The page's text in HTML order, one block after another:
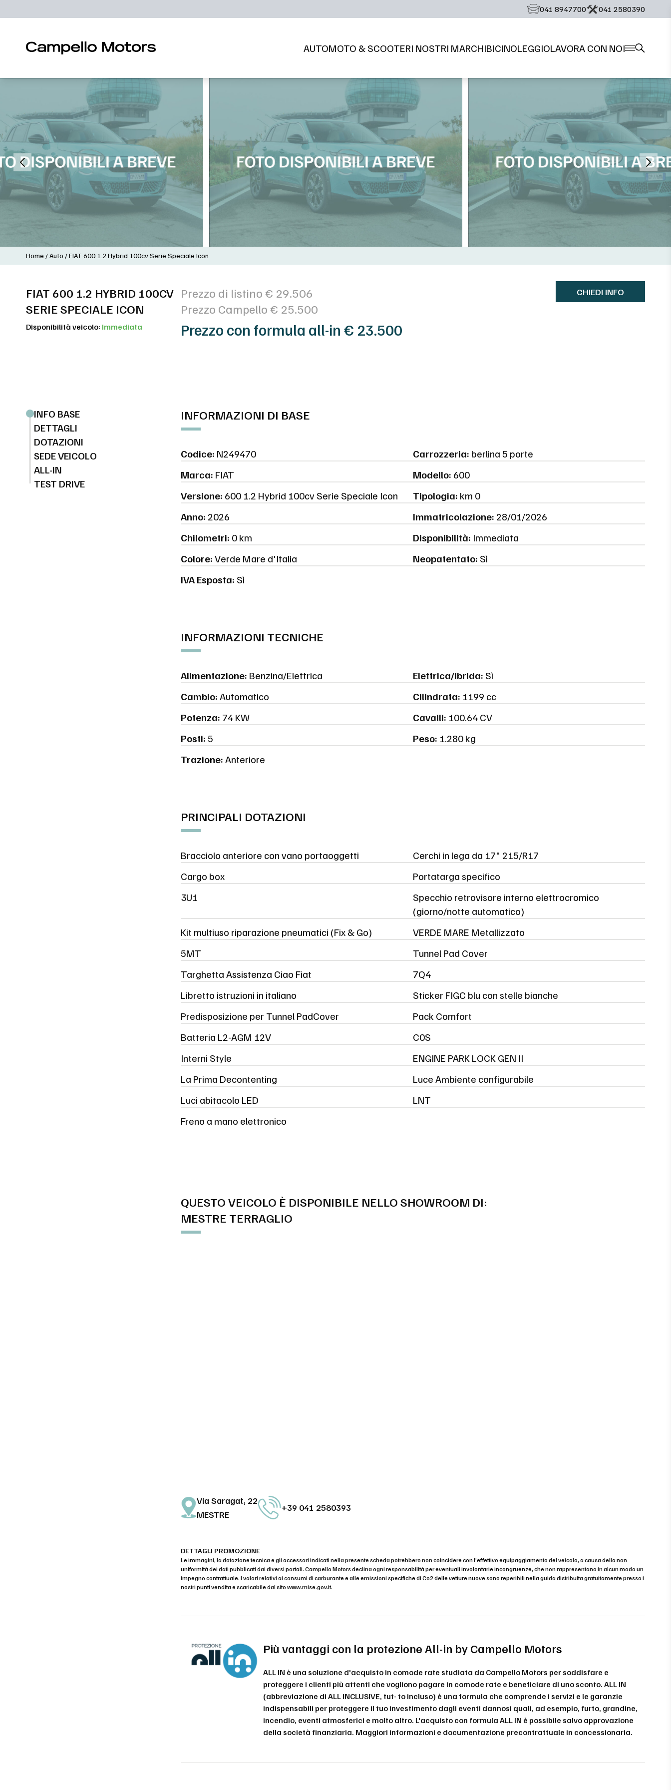
‭041 8947700‬ ‭041 2580390‬
AUTOMOTO & SCOOTERI NOSTRI MARCHIBICINOLEGGIOLAVORA CON NOI
Home /Auto /FIAT 600 1.2 Hybrid 100cv Serie Speciale Icon
FIAT 600 1.2 HYBRID 100CV
SERIE SPECIALE ICON
Disponibilità veicolo: Immediata
Prezzo di listino € 29.506
Prezzo Campello € 25.500
Prezzo con formula all-in € 23.500
CHIEDI INFO
INFO BASE
DETTAGLI
DOTAZIONI
SEDE VEICOLO
ALL-IN
TEST DRIVE
INFORMAZIONI DI BASE
Codice: N249470 Carrozzeria: berlina 5 porte
Marca: FIAT Modello: 600
Versione: 600 1.2 Hybrid 100cv Serie Speciale Icon Tipologia: km 0
Anno: 2026 Immatricolazione: 28/01/2026
Chilometri: 0 km Disponibilità: Immediata
Colore:Verde Mare d'Italia Neopatentato: Sì
IVA Esposta: Sì
INFORMAZIONI TECNICHE
Alimentazione: Benzina/Elettrica Elettrica/Ibrida: Sì
Cambio:Automatico Cilindrata: 1199 cc
Potenza: 74 KW Cavalli: 100.64 CV
Posti:5 Peso: 1.280 kg
Trazione:Anteriore
PRINCIPALI DOTAZIONI
Bracciolo anteriore con vano portaoggetti
Cerchi in lega da 17" 215/R17
Cargo box
Portatarga specifico
3U1
Specchio retrovisore interno elettrocromico
(giorno/notte automatico)
Kit multiuso riparazione pneumatici (Fix & Go)
VERDE MARE Metallizzato
5MT
Tunnel Pad Cover
Targhetta Assistenza Ciao Fiat
7Q4
Libretto istruzioni in italiano
Sticker FIGC blu con stelle bianche
Predisposizione per Tunnel PadCover
Pack Comfort
Batteria L2-AGM 12V
C0S
Interni Style
ENGINE PARK LOCK GEN II
La Prima Decontenting
Luce Ambiente configurabile
Luci abitacolo LED
LNT
Freno a mano elettronico
QUESTO VEICOLO È DISPONIBILE NELLO SHOWROOM DI:
MESTRE TERRAGLIO
Via Saragat, 22
MESTRE
+39 041 2580393
DETTAGLI PROMOZIONE
Le immagini, la dotazione tecnica e gli accessori indicati nella presente scheda potrebbero non coincidere con l’effettivo equipaggiamento del veicolo, a causa della non
uniformità dei dati pubblicati dai diversi portali. Campello Motors declina ogni responsabilità per eventuali involontarie incongruenze, che non rappresentano in alcun modo un
impegno contrattuale. I valori relativi ai consumi di carburante e alle emissioni specifiche di Co2 delle vetture nuove sono reperibili nella guida distribuita gratuitamente presso i
nostri punti vendita e scaricabile dal sito www.mise.gov.it.
Più vantaggi con la protezione All-in by Campello Motors
ALL IN è una soluzione d'acquisto in comode rate studiata da Campello Motors per soddisfare e
proteggere i clienti più attenti che vogliono pagare in comode rate e beneficiare di uno sconto. ALL IN
(abbreviazione di ALL INCLUSIVE, tut- to incluso) è una formula che comprende i servizi e le garanzie
indispensabili per proteggere il tuo investimento dagli eventi dannosi quali, ad esempio, furto, grandine,
incendio, eventi atmosferici e molto altro. L'acquisto con formula ALL IN è possibile salvo approvazione
della società finanziaria. Maggiori informazioni e documentazione precontrattuale in concessionaria.